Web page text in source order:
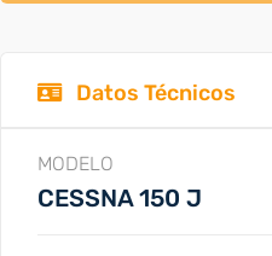
Datos Técnicos
MODELO
CESSNA 150 J